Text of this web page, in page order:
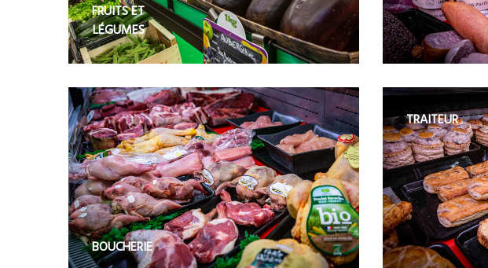
FRUITS ET
LÉGUMES
BOUCHERIE
TRAITEUR